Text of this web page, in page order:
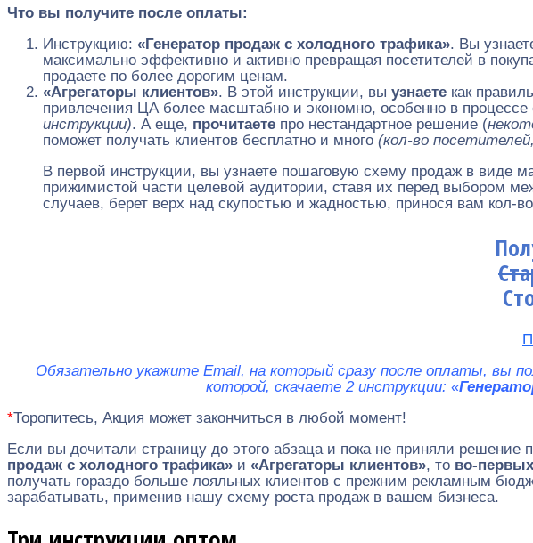
Что вы получите после оплаты:
Инструкцию: «Генератор продаж с холодного трафика». Вы
максимально эффективно и активно превращая посетителей в
продаете по более дорогим ценам.
«Агрегаторы клиентов». В этой инструкции, вы узнаете как
привлечения ЦА более масштабно и экономно, особенно в процессе
инструкции). А еще, прочитаете про нестандартное решение (
поможет получать клиентов бесплатно и много (кол-во
В первой инструкции, вы узнаете пошаговую схему продаж в виде
прижимистой части целевой аудитории, ставя их перед выбором
случаев, берет верх над скупостью и жадностью, принося вам кол-
Обязательно укажите Email, на который сразу после оплаты, вы
которой, скачаете 2 инструкции: «
*Торопитесь, Акция может закончиться в любой момент!
Если вы дочитали страницу до этого абзаца и пока не приняли решение
продаж с холодного трафика» и «Агрегаторы клиентов», то во-первых
получать гораздо больше лояльных клиентов с прежним рекламным
зарабатывать, применив нашу схему роста продаж в вашем бизнеса.